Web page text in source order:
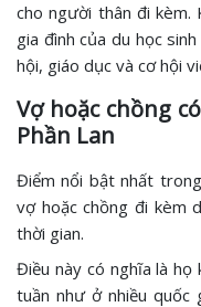
cho người thân đi kèm.
gia đình của du học
hội, giáo dục và cơ hội
Vợ hoặc chồng
Phần Lan
Điểm nổi bật nhất
vợ hoặc chồng đi kèm
thời gian.
Điều này có nghĩa là họ
tuần như ở nhiều quốc